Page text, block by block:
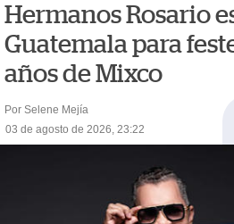
Hermanos Rosario
Guatemala para
años de Mixco
Por Selene Mejía
03 de agosto de 2026, 23:22